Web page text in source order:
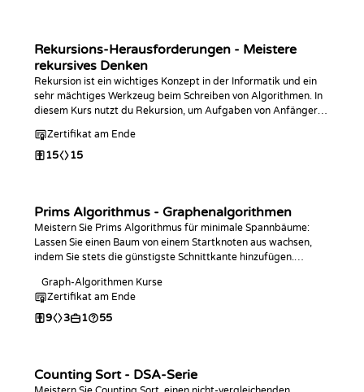
Rekursions-Herausforderungen - Meistere
rekursives Denken
Rekursion ist ein wichtiges Konzept in der Informatik und ein
sehr mächtiges Werkzeug beim Schreiben von Algorithmen. In
diesem Kurs nutzt du Rekursion, um Aufgaben von Anfänger-
Thema perfekt beherrschen.
Zertifikat am Ende
15 15
Prims Algorithmus - Graphenalgorithmen
Meistern Sie Prims Algorithmus für minimale Spannbäume:
Lassen Sie einen Baum von einem Startknoten aus wachsen,
indem Sie stets die günstigste Schnittkante hinzufügen.
und beantworten Sie Abfragen zu Bottleneck-Kanten und zur
Konnektivität – das Gegenstück zu Kruskal.
Graph-Algorithmen Kurse
Zertifikat am Ende
9 3 1 55
Counting Sort - DSA-Serie